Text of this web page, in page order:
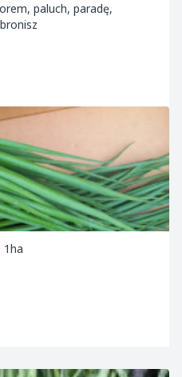
paluch, paradę,
1ha